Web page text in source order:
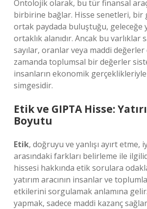
Ontolojik olarak, bu tür finansal
birbirine bağlar. Hisse senetleri, bir
ortak paydada buluştuğu, geleceğe
ortaklık alanıdır. Ancak bu varlıklar
sayılar, oranlar veya maddi değerler
zamanda toplumsal bir değerler
insanların ekonomik
simgesidir.
Etik ve GIPTA Hisse:
Boyutu
Etik, doğruyu ve yanlışı ayırt etme,
arasındaki farkları belirleme ile
hissesi hakkında etik sorulara
yatırım aracının insanlar ve
etkilerini sorgulamak anlamına gelir.
yapmak, sadece maddi kazanç